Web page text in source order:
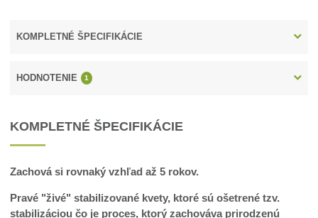
KOMPLETNÉ ŠPECIFIKÁCIE
HODNOTENIE 1
KOMPLETNÉ ŠPECIFIKÁCIE
Zachová si rovnaký vzhľad až 5 rokov.
Pravé "živé" stabilizované kvety, ktoré sú ošetrené tzv.
stabilizáciou čo je proces, ktorý zachováva prirodzenú